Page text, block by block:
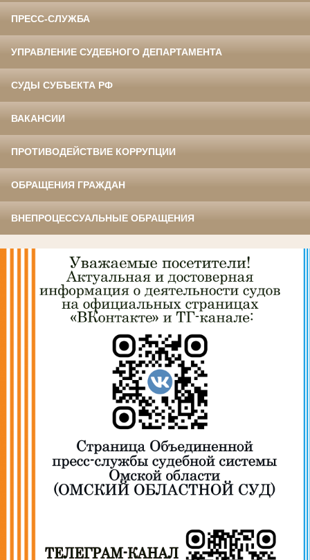
ПРЕСС-СЛУЖБА
УПРАВЛЕНИЕ СУДЕБНОГО ДЕПАРТАМЕНТА
СУДЫ СУБЪЕКТА РФ
ВАКАНСИИ
ПРОТИВОДЕЙСТВИЕ КОРРУПЦИИ
ОБРАЩЕНИЯ ГРАЖДАН
ВНЕПРОЦЕССУАЛЬНЫЕ ОБРАЩЕНИЯ